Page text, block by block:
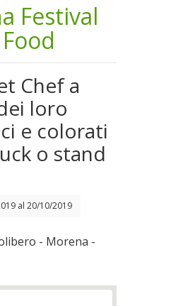
Festival
Chef a
loro
e colorati
o stand
al 20/10/2019
- Morena -